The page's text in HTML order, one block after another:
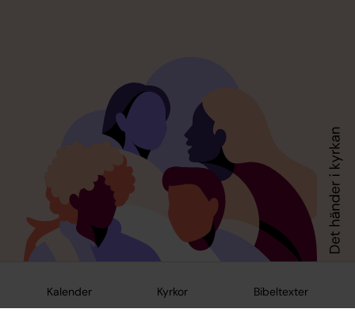
Kalender Kyrkor Bibeltexter